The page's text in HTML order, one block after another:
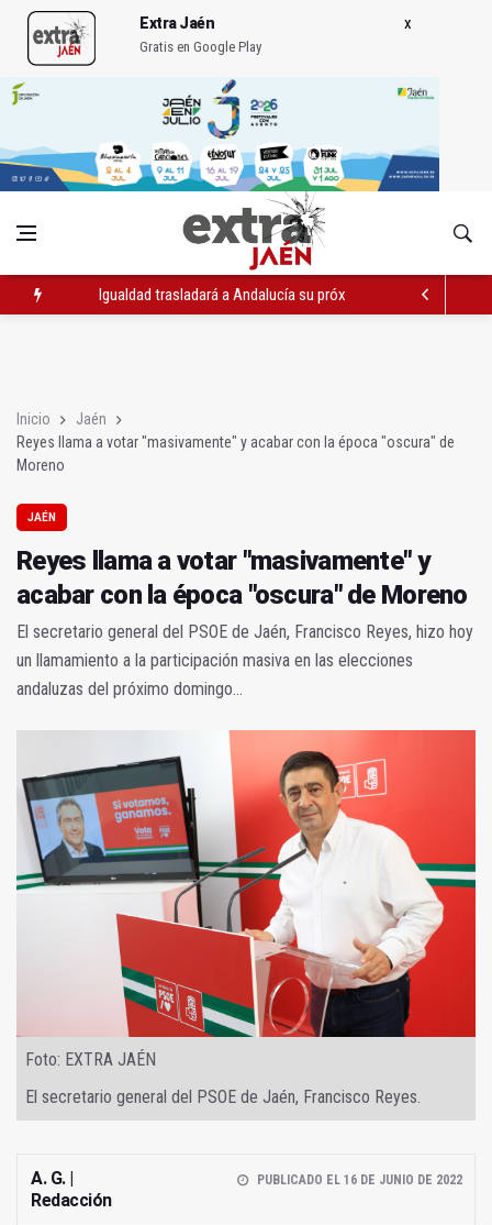
Extra Jaén
Gratis en Google Play
Igualdad trasladará a Andalucía su próximo comité de crisis
Inicio
Jaén
Reyes llama a votar "masivamente" y acabar con la época "oscura" de
Moreno
JAÉN
Reyes llama a votar "masivamente" y
acabar con la época "oscura" de Moreno
El secretario general del PSOE de Jaén, Francisco Reyes, hizo hoy
un llamamiento a la participación masiva en las elecciones
andaluzas del próximo domingo...
Foto: EXTRA JAÉN
El secretario general del PSOE de Jaén, Francisco Reyes.
A. G. |
Redacción
PUBLICADO EL 16 DE JUNIO DE 2022